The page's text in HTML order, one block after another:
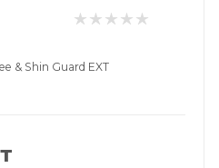
& Shin Guard EXT